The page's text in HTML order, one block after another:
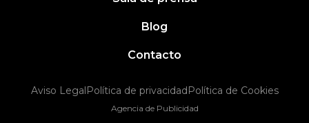
Blog
Contacto
Aviso LegalPolítica de privacidadPolítica de Cookies
Agencia de Publicidad